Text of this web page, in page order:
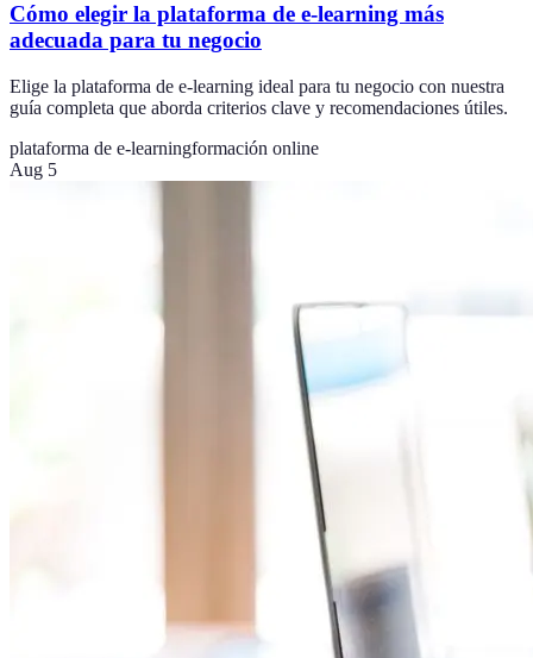
Cómo elegir la plataforma de e-learning más
adecuada para tu negocio
Elige la plataforma de e-learning ideal para tu negocio con nuestra
guía completa que aborda criterios clave y recomendaciones útiles.
plataforma de e-learningformación online
Aug 5